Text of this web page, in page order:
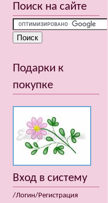
Поиск на сайте
Подарки к
покупке
Вход в систему
/Логин/Регистрация